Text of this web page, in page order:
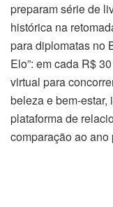
preparam série de
histórica na
para diplomatas no
Elo”: em cada R$
virtual para
beleza e bem-estar,
plataforma de
comparação ao ano